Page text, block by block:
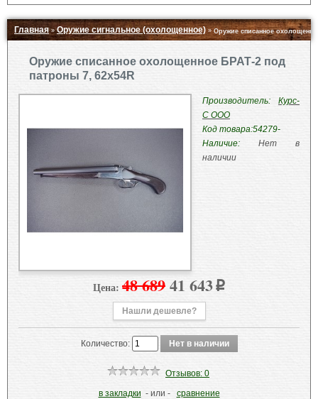
Главная»Оружие сигнальное (охолощенное) »Оружие списанное
Оружие списанное охолощенное БРАТ-2 под
патроны 7, 62x54R
Производитель:
Курс-
С ООО
Код товара:54279-
Наличие: Нет в
наличии
Цена: 48 68941 643 p
Нашли дешевле?
Количество:
Отзывов: 0
в закладки - или - сравнение